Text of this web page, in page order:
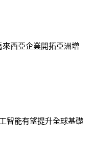
來西亞企業開拓亞洲增
智能有望提升全球基礎